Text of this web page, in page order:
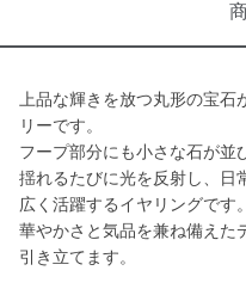
上品な輝きを放つ丸形の宝
リーです。
フープ部分にも小さな石が並
揺れるたびに光を反射し、日
広く活躍するイヤリングです。
華やかさと気品を兼ね備えた
引き立てます。